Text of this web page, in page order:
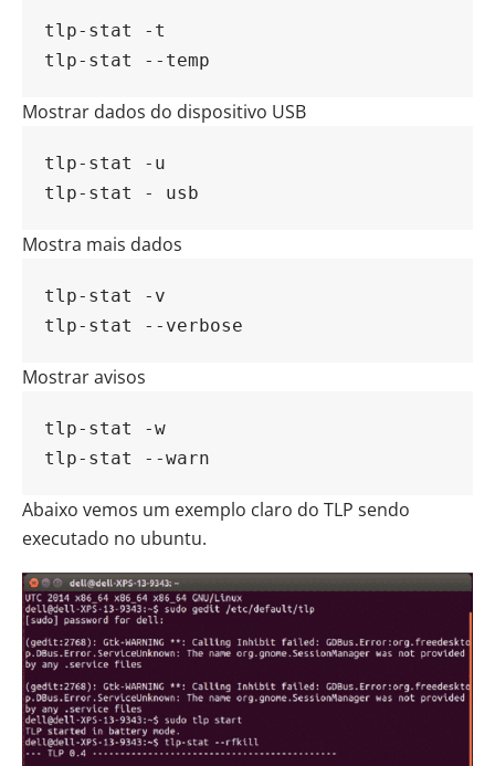
tlp-stat -t
tlp-stat --temp
Mostrar dados do dispositivo USB
tlp-stat -u
tlp-stat - usb
Mostra mais dados
tlp-stat -v
tlp-stat --verbose
Mostrar avisos
tlp-stat -w
tlp-stat --warn
Abaixo vemos um exemplo claro do TLP sendo
executado no ubuntu.